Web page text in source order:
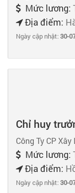
Mức lương:
Địa điểm:
Ngày cập nhật:30-
Chỉ huy
Công Ty CP
Mức lương:
Địa điểm:
Ngày cập nhật:30-